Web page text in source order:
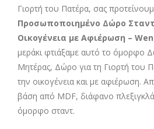
Γιορτή του Πατέρα, σας
Προσωποποιημένο Δώρο
Οικογένεια με Αφιέρωση –
μεράκι φτιάξαμε αυτό το όμορφο
Μητέρας, Δώρο για τη Γιορτή του
την οικογένεια και με αφιέρωση.
βάση από MDF, διάφανο
όμορφο σταντ.